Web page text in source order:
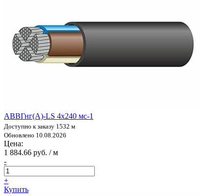
АВВГнг(А)-LS 4х240 мс-1
Доступно к заказу 1532 м
Обновлено 10.08.2026
Цена:
1 884.66 руб. / м
-
+
Купить